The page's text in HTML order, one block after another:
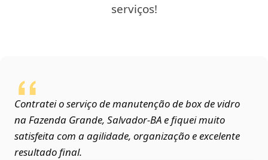
serviços!
Contratei o serviço de manutenção de box de vidro
na Fazenda Grande, Salvador‑BA e fiquei muito
satisfeita com a agilidade, organização e excelente
resultado final.